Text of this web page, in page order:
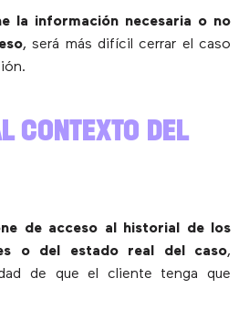
la información necesaria o no
, será más difícil cerrar el caso
CONTEXTO DEL
de acceso al historial de los
o del estado real del caso,
de que el cliente tenga que